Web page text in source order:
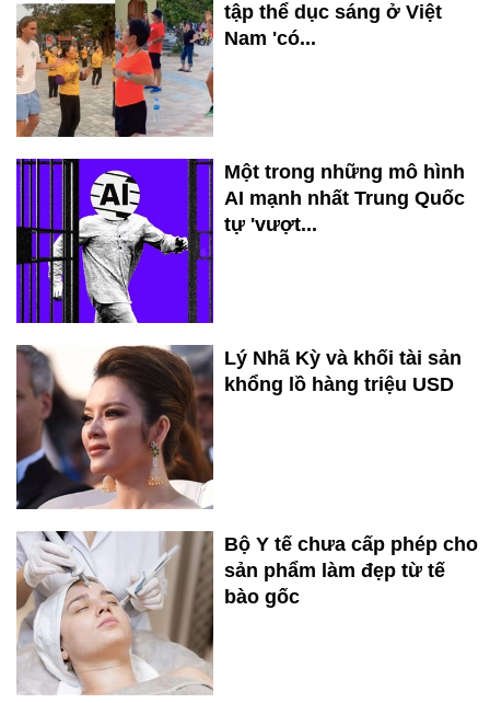
tập thể dục sáng ở Việt
Nam 'có...
Một trong những mô hình
AI mạnh nhất Trung Quốc
tự 'vượt...
Lý Nhã Kỳ và khối tài sản
khổng lồ hàng triệu USD
Bộ Y tế chưa cấp phép cho
sản phẩm làm đẹp từ tế
bào gốc